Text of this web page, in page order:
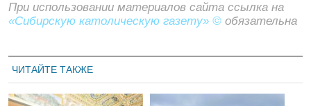
При использовании материалов сайта ссылка на
«Сибирскую католическую газету» © обязательна
ЧИТАЙТЕ ТАКЖЕ